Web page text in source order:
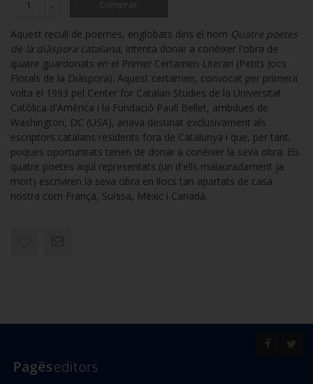
Aquest recull de poemes, englobats dins el nom Quatre poetes
de la diàspora catalana, intenta donar a conèixer l'obra de
quatre guardonats en el Primer Certamen Literari (Petits Jocs
Florals de la Diàspora). Aquest certamen, convocat per primera
volta el 1993 pel Center for Catalan Studies de la Universitat
Catòlica d'Amèrica i la Fundació Paulí Bellet, ambdues de
Washington, DC (USA), anava destinat exclusivament als
escriptors catalans residents fora de Catalunya i que, per tant,
poques oportunitats tenen de donar a conèixer la seva obra. Els
quatre poetes aquí representats (un d'ells malauradament ja
mort) escriviren la seva obra en llocs tan apartats de casa
nostra com França, Suïssa, Mèxic i Canadà.